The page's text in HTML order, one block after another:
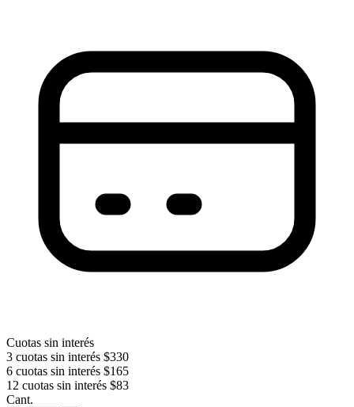
Cuotas sin interés
3 cuotas sin interés $330
6 cuotas sin interés $165
12 cuotas sin interés $83
Cant.